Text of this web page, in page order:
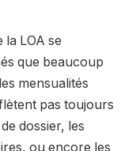
LOA se
que beaucoup
mensualités
pas toujours
dossier, les
ou encore les